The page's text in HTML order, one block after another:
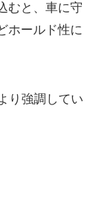
むと、車に守
ホールド性に
り強調してい